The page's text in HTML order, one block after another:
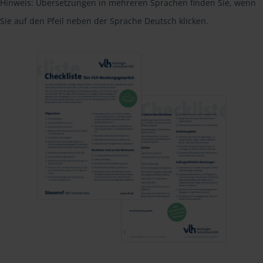
Hinweis: Übersetzungen in mehreren Sprachen finden Sie, wenn
Sie auf den Pfeil neben der Sprache Deutsch klicken.